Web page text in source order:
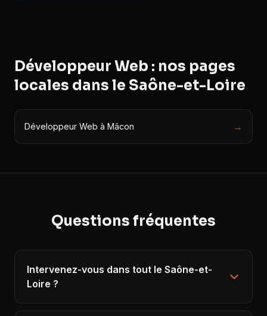
Développeur Web : nos pages
locales dans le Saône-et-Loire
Développeur Web à Mâcon →
Questions fréquentes
Intervenez-vous dans tout le Saône-et-
Loire ?